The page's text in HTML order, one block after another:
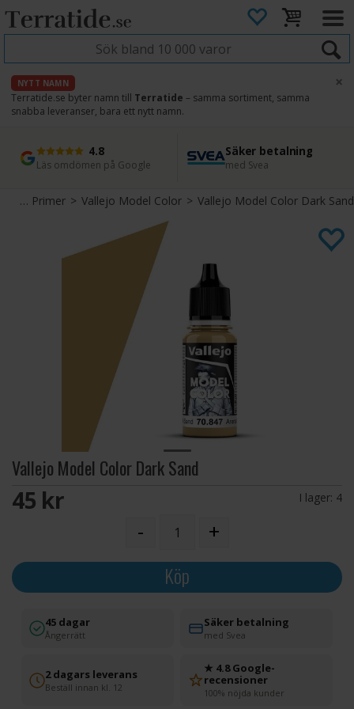
NYTT NAMN
Terratide.se byter namn till Terratide – samma sortiment, samma
snabba leveranser, bara ett nytt namn.
×
4.8
Läs omdömen på Google
Säker betalning
med Svea
Snabb leverans
Direkt från lager
45 dagars ångerrätt
Enkel retur
Färg & Primer>Vallejo Model Color>Vallejo Model Color Dark Sand
Vallejo Model Color Dark Sand
45 SEK I lager: 4
- +
Köp
45 dagar
Ångerrätt
Säker betalning
med Svea
2 dagars leverans
Beställ innan kl. 12
★ 4.8 Google-
recensioner
100% nöjda kunder